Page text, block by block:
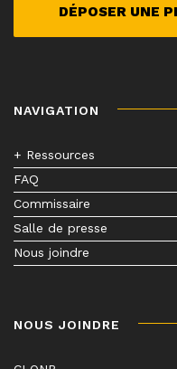
DÉPOSER UNE
NAVIGATION
+ Ressources
FAQ
Commissaire
Salle de presse
Nous joindre
NOUS JOINDRE